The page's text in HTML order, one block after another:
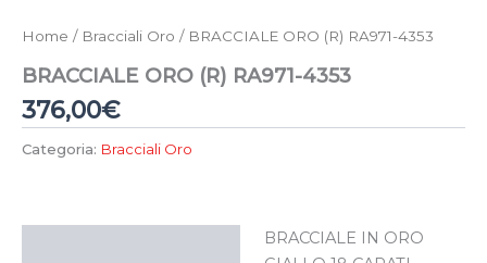
Home / Bracciali Oro / BRACCIALE ORO (R) RA971-4353
BRACCIALE ORO (R) RA971-4353
376,00€
Categoria: Bracciali Oro
BRACCIALE IN ORO